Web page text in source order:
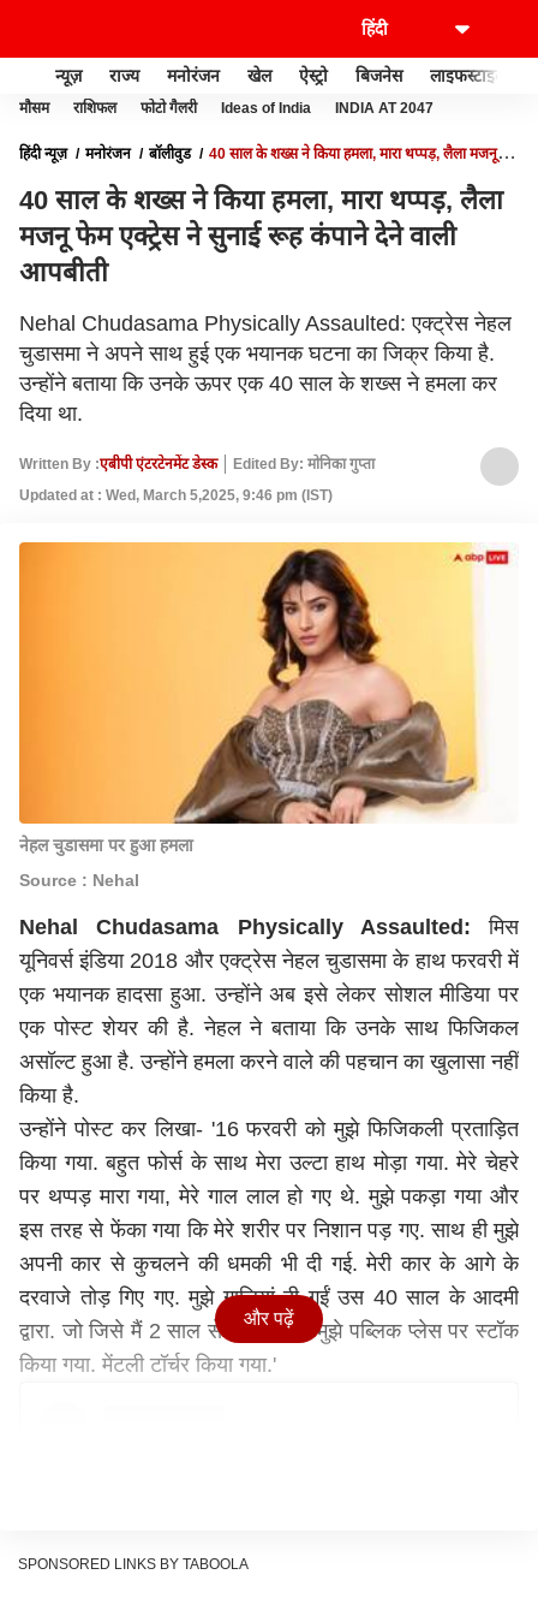
न्यूज़ राज्य मनोरंजन खेल ऐस्ट्रो बिजनेस लाइफस्टाइल
मौसम राशिफल फोटो गैलरी Ideas of India INDIA AT 2047
हिंदी न्यूज़ मनोरंजन बॉलीवुड
40 साल के शख्स ने किया हमला, मारा थप्पड़, लैला मजनू
40 साल के शख्स ने किया हमला, मारा थप्पड़, लैला
मजनू फेम एक्ट्रेस ने सुनाई रूह कंपाने देने वाली
आपबीती
Nehal Chudasama Physically Assaulted: एक्ट्रेस नेहल
चुडासमा ने अपने साथ हुई एक भयानक घटना का जिक्र किया है.
उन्होंने बताया कि उनके ऊपर एक 40 साल के शख्स ने हमला कर
दिया था.
Written By :एबीपी एंटरटेनमेंट डेस्क
Edited By: मोनिका गुप्ता
Updated at : Wed, March 5,2025, 9:46 pm (IST)
नेहल चुडासमा पर हुआ हमला
Source : Nehal
Nehal Chudasama Physically Assaulted:मिस
यूनिवर्स इंडिया 2018 और एक्ट्रेस नेहल चुडासमा के हाथ फरवरी में
एक भयानक हादसा हुआ. उन्होंने अब इसे लेकर सोशल मीडिया पर
एक पोस्ट शेयर की है. नेहल ने बताया कि उनके साथ फिजिकल
असॉल्ट हुआ है. उन्होंने हमला करने वाले की पहचान का खुलासा नहीं
किया है.
उन्होंने पोस्ट कर लिखा- '16 फरवरी को मुझे फिजिकली प्रताड़ित
किया गया. बहुत फोर्स के साथ मेरा उल्टा हाथ मोड़ा गया. मेरे चेहरे
पर थप्पड़ मारा गया, मेरे गाल लाल हो गए थे. मुझे पकड़ा गया और
इस तरह से फेंका गया कि मेरे शरीर पर निशान पड़ गए. साथ ही मुझे
अपनी कार से कुचलने की धमकी भी दी गई. मेरी कार के आगे के
दरवाजे तोड़ गिए गए. मुझे गालियां दी गईं उस 40 साल के आदमी
द्वारा. जो जिसे मैं 2 साल से जानती थीं. मुझे पब्लिक प्लेस पर स्टॉक
किया गया. मेंटली टॉर्चर किया गया.'
और पढ़ें
SPONSORED LINKS BY TABOOLA